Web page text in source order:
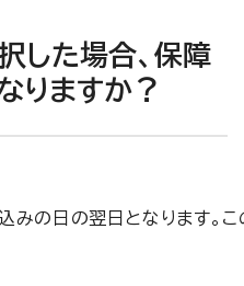
した場合、保障
りますか？
の日の翌日となります